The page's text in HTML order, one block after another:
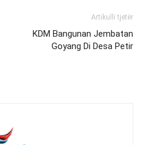
Artikulli tjetër
‎KDM Bangunan Jembatan
Goyang Di Desa Petir